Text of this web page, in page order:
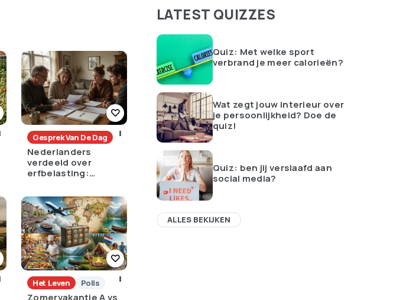
Gesprek Van De Dag
Nederlanders
verdeeld over
erfbelasting:
ongelijkheid of
oneerlijk?
Het Leven Polls
LATEST QUIZZES
Quiz: Met welke sport
verbrand je meer calorieën?
Wat zegt jouw interieur over
je persoonlijkheid? Doe de
quiz!
Quiz: ben jij verslaafd aan
social media?
ALLES BEKIJKEN